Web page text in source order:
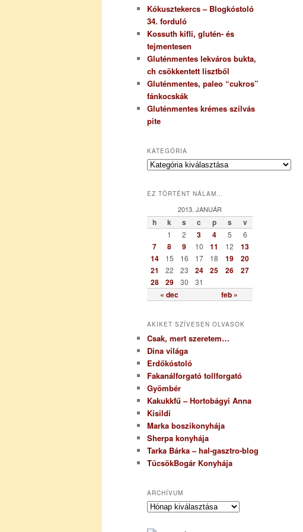
Kókusztekercs – Blogkóstoló
34. forduló
Kossuth kifli, glutén- és
tejmentesen
Gluténmentes lekváros bukta,
ch csökkentett lisztből
Gluténmentes, paleo “cukros”
fánkocskák
Gluténmentes krémes szilvás
pite
KATEGÓRIA
K
e
r
EZ TÖRTÉNT NÁLAM…
2013. JANUÁR
h k s c p s v
« dec feb »
1 2 3 4 5 6
7 8 9 10 11 12
13
14
15 16 17 18 19
20
21
22 23 24 25 26
27
28
29 30 31
AKIKET SZÍVESEN OLVASOK
Csak, mert szeretem…
Dina világa
Erdőkóstoló
Fakanálforgató tollforgató
Gyömbér
Kakukkfű – Hortobágyi Anna
Kisildi
Marka boszikonyhája
Sherpa konyhája
Tarka Bárka – hal-gasztro-blog
TücsökBogár Konyhája
ARCHÍVUM
A
c